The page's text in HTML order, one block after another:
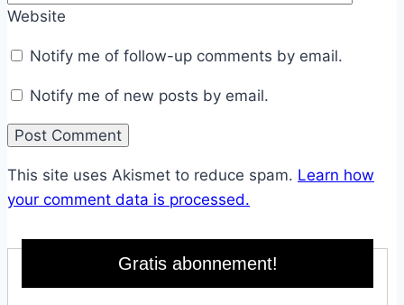
Website
Notify me of follow-up comments by email.
Notify me of new posts by email.
This site uses Akismet to reduce spam. Learn how
your comment data is processed.
Gratis abonnement!